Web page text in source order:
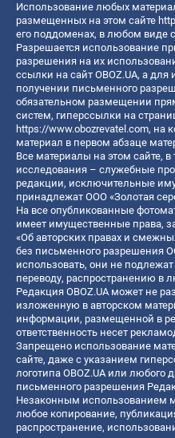
Использование любых
размещенных на этом сайте
его поддоменах, в любом виде
Разрешается использование
разрешения на их
ссылки на сайт OBOZ.UA, а для
получении письменного
обязательном размещении
систем, гиперссылки на
https://www.obozrevatel.com, на
материал в первом абзаце
Все материалы на этом сайте,
исследования – служебные
редакции, исключительные
принадлежат ООО «Золотая
На все опубликованные
имеет имущественные права,
«Об авторских правах и
без письменного разрешения
использовать, они не
переводу, распространению в
Редакция OBOZ.UA может не
изложенную в авторском
информации, размещенной в
ответственность несет
Запрещено использование
сайте, даже с указанием
логотипа OBOZ.UA или любого
письменного разрешения
Незаконным использованием
любое копирование,
распространение,